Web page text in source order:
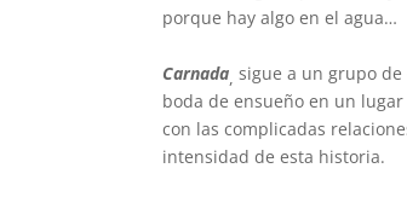
porque hay algo en el agua…
Carnada,sigue a un grupo
boda de ensueño en un
con las complicadas
intensidad de esta historia.